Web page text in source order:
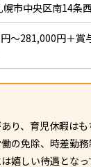
幌市中央区南14条
～281,000円＋賞
り、育児休暇は
の免除、時差勤
嬉しい待遇となっ